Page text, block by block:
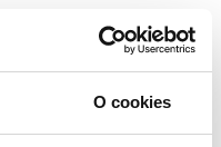
O cookies